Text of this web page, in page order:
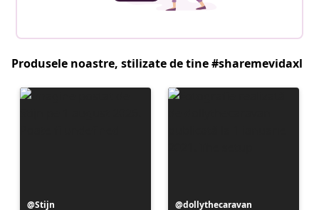
Produsele noastre, stilizate de tine #sharemevidaxl
Postare
Stijn Postare
dollythecaravan